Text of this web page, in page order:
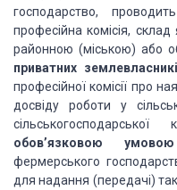
господарство,
професійна комісія,
районною (міською) або
приватних
професійної комісії про
досвіду роботи у
сільськогосподарської
обов’язковою
фермерського
для надання (передачі)